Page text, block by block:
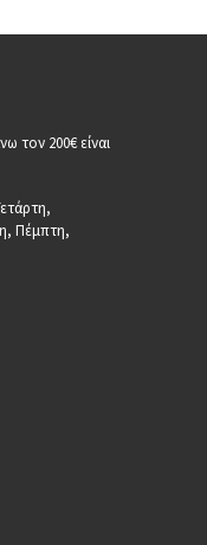
τον 200€ είναι
Πέμπτη,